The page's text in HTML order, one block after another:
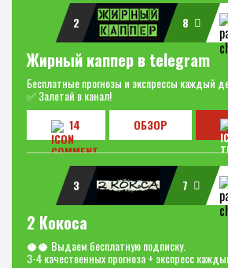
2 8
Жирный каппер в telegram
Бесплатные прогнозы и экспрессы каждый
✅ Залетай в канал!
14
ОБЗОР
3 7
2 Кокоса
🥥🥥 Выдаем бесплатную подписку.
3-4 качественных прогноза + экспресс